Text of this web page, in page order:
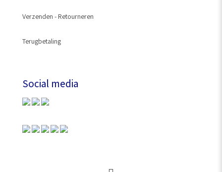
Verzenden - Retourneren
Terugbetaling
Social media